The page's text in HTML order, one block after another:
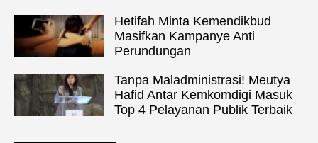
Hetifah Minta Kemendikbud
Masifkan Kampanye Anti
Perundungan
Tanpa Maladministrasi! Meutya
Hafid Antar Kemkomdigi Masuk
Top 4 Pelayanan Publik Terbaik